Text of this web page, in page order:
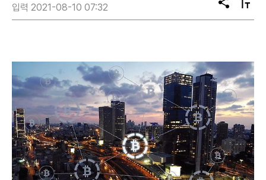
입력 2021-08-10 07:32
공
유
텍
스